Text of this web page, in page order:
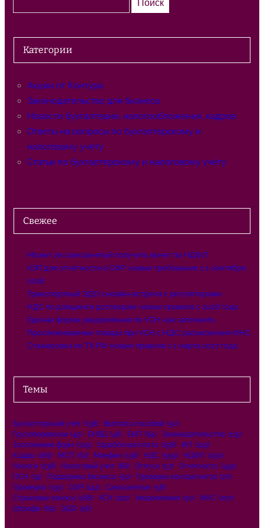
о
к
Поиск
Категории
Акции от Контура
Законодательство для бизнеса
Новости бухгалтерии, налогообложения, кадров
Ответы на вопросы по бухгалтерскому и
налоговому учёту
Статьи по бухгалтерскому и налоговому учёту
Свежее
Может ли самозанятый получить вычет по НДФЛ
КЭП для отчетности в СФР: новые требования с 1 сентября
2026
Транспортный ЭДО: онлайн-встреча с регуляторами
НДС по длящимся договорам: новые правила с 2026 года
Единая форма уведомления по УСН: как заполнить
Прослеживаемые товары при УСН с НДС: разъяснения ФНС
Стажировка по ТК РФ: новые правила с 1 марта 2027 года
Темы
Бухгалтерский учёт (138) Выплата пособий (50)
Грузоперевозки (45) ЕНВД (46) ЕНП (84) Законодательство (115)
Заполнение форм (109) Заработная плата (158) ИП (129)
Кадры (287) МСП (62) Минфин (136) НДС (559) НДФЛ (250)
Налоги (238) Налоговый учет (66) Отпуск (57) Отчетность (491)
ПСН (74) Поддержка бизнеса (50) Проверка контрагентов (70)
Проверки (135) СФР (142) Самозанятые (58)
Страховые взносы (188) УСН (222) Уведомления (50) ФНС (207)
Штрафы (69) ЭДО (56)